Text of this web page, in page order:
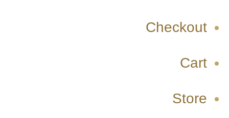
Checkout
Cart
Store